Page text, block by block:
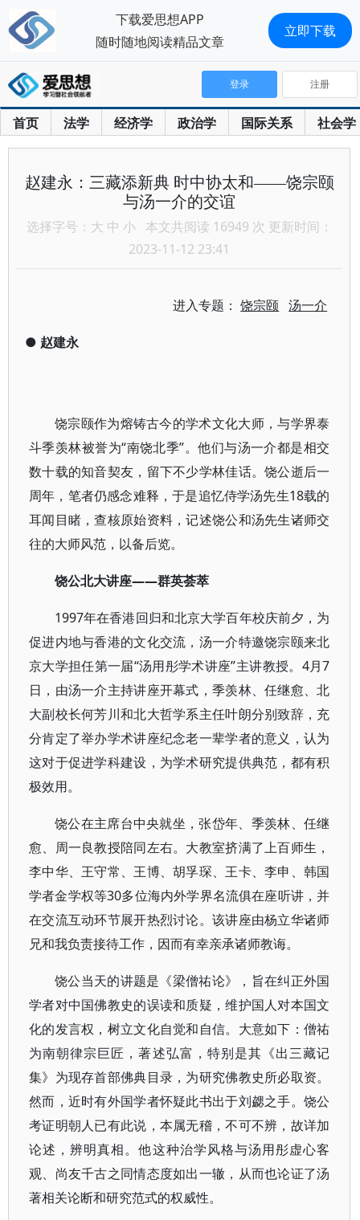
首页 法学 经济学 政治学 国际关系 社会学
登录 注册
赵建永：三藏添新典 时中协太和——饶宗颐
与汤一介的交谊
选择字号： 大 中 小 本文共阅读 16949 次 更新时间：
2023-11-12 23:41
进入专题：饶宗颐 汤一介
● 赵建永
饶宗颐作为熔铸古今的学术文化大师，与学界泰
斗季羡林被誉为“南饶北季”。他们与汤一介都是相交
数十载的知音契友，留下不少学林佳话。饶公逝后一
周年，笔者仍感念难释，于是追忆侍学汤先生18载的
耳闻目睹，查核原始资料，记述饶公和汤先生诸师交
往的大师风范，以备后览。
饶公北大讲座——群英荟萃
1997年在香港回归和北京大学百年校庆前夕，为
促进内地与香港的文化交流，汤一介特邀饶宗颐来北
京大学担任第一届“汤用彤学术讲座”主讲教授。4月7
日，由汤一介主持讲座开幕式，季羡林、任继愈、北
大副校长何芳川和北大哲学系主任叶朗分别致辞，充
分肯定了举办学术讲座纪念老一辈学者的意义，认为
这对于促进学科建设，为学术研究提供典范，都有积
极效用。
饶公在主席台中央就坐，张岱年、季羡林、任继
愈、周一良教授陪同左右。大教室挤满了上百师生，
李中华、王守常、王博、胡孚琛、王卡、李申、韩国
学者金学权等30多位海内外学界名流俱在座听讲，并
在交流互动环节展开热烈讨论。该讲座由杨立华诸师
兄和我负责接待工作，因而有幸亲承诸师教诲。
饶公当天的讲题是《梁僧祐论》，旨在纠正外国
学者对中国佛教史的误读和质疑，维护国人对本国文
化的发言权，树立文化自觉和自信。大意如下：僧祐
为南朝律宗巨匠，著述弘富，特别是其《出三藏记
集》为现存首部佛典目录，为研究佛教史所必取资。
然而，近时有外国学者怀疑此书出于刘勰之手。饶公
考证明朝人已有此说，本属无稽，不可不辨，故详加
论述，辨明真相。他这种治学风格与汤用彤虚心客
观、尚友千古之同情态度如出一辙，从而也论证了汤
著相关论断和研究范式的权威性。
下载爱思想APP
随时随地阅读精品文章
立即下载